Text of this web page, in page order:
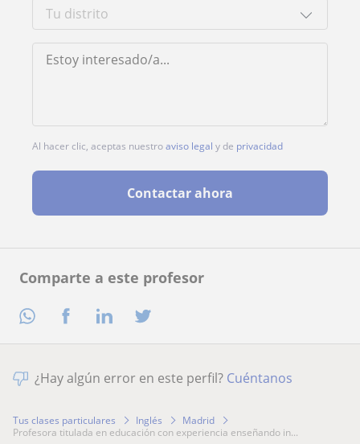
Comparte a este profesor
Al hacer clic, aceptas nuestroaviso legal y de privacidad
Contactar ahora
¿Hay algún error en este perfil? Cuéntanos
Tus clases particulares Inglés
Madrid
profesora titulada en educación con experiencia enseñando in...